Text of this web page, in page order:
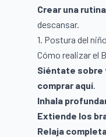
Crear una
descansar.
1. Postura del
Cómo realizar el
Siéntate sobre
comprar aquí
Inhala
Extiende los
Relaja